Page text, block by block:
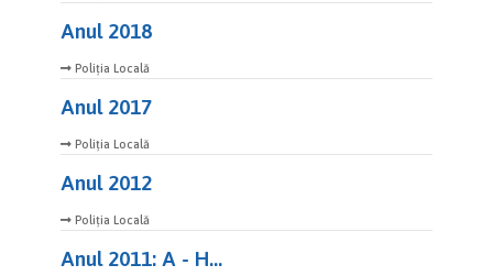
Anul 2018
Poliția Locală
Anul 2017
Poliția Locală
Anul 2012
Poliția Locală
Anul 2011: A - H...